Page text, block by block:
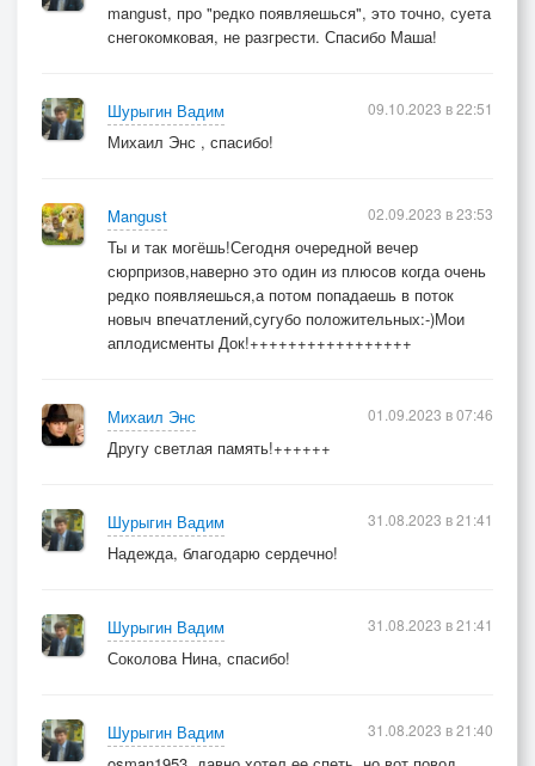
mangust, про "редко появляешься", это точно, суета
снегокомковая, не разгрести. Спасибо Маша!
Шурыгин Вадим
Михаил Энс , спасибо!
09.10.2023 в 22:51
Mangust
Ты и так могёшь!Сегодня очередной вечер
сюрпризов,наверно это один из плюсов когда очень
редко появляешься,а потом попадаешь в поток
новыч впечатлений,сугубо положительных:-)Мои
аплодисменты Док!+++++++++++++++++
02.09.2023 в 23:53
Михаил Энс
Другу светлая память!++++++
01.09.2023 в 07:46
Шурыгин Вадим
Надежда, благодарю сердечно!
31.08.2023 в 21:41
Шурыгин Вадим
Соколова Нина, спасибо!
31.08.2023 в 21:41
Шурыгин Вадим
31.08.2023 в 21:40